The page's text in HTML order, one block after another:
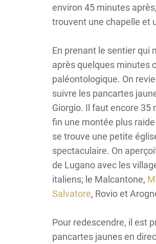
environ 45 minutes
trouvent une chapelle et
En prenant le sentier qui
après quelques minutes
paléontologique. On
suivre les pancartes
Giorgio. Il faut encore 35
fin une montée plus
se trouve une petite
spectaculaire. On
de Lugano avec les
italiens; le Malcantone,
Salvatore, Rovio et
Pour redescendre, il est
pancartes jaunes en